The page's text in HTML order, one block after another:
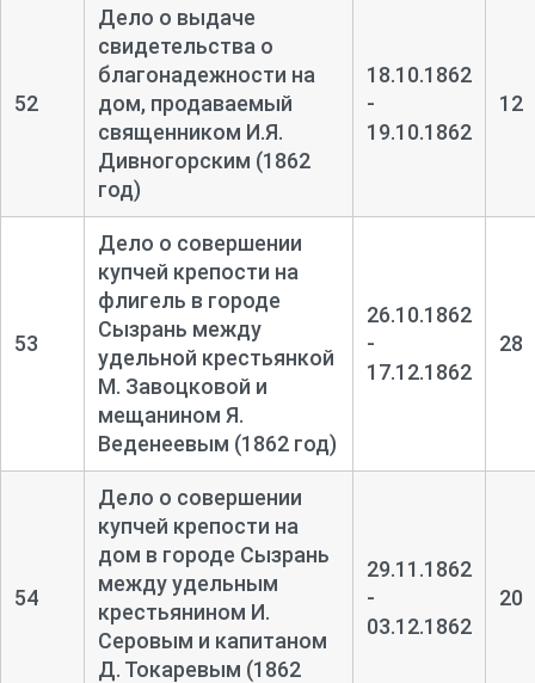
52
Дело о выдаче
свидетельства о
благонадежности на
дом, продаваемый
священником И.Я.
Дивногорским (1862
год)
18.10.1862
-
19.10.1862
12
53
Дело о совершении
купчей крепости на
флигель в городе
Сызрань между
удельной крестьянкой
М. Завоцковой и
мещанином Я.
Веденеевым (1862 год)
26.10.1862
-
17.12.1862
28
54
Дело о совершении
купчей крепости на
дом в городе Сызрань
между удельным
крестьянином И.
Серовым и капитаном
Д. Токаревым (1862
29.11.1862
-
03.12.1862
20